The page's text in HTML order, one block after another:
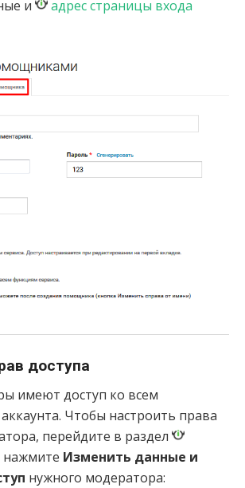
и
адрес страницы входа
доступа
имеют доступ ко всем
Чтобы настроить права
перейдите в раздел
нажмите Изменить данные и
нужного модератора: